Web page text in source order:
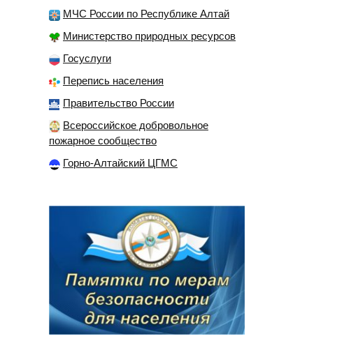
МЧС России по Республике Алтай
Министерство природных ресурсов
Госуслуги
Перепись населения
Правительство России
Всероссийское добровольное
пожарное сообщество
Горно-Алтайский ЦГМС